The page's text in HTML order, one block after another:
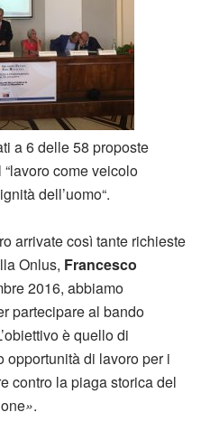
a 6 delle 58 proposte
come veicolo
dell’uomo“.
arrivate così tante richieste
Onlus, Francesco
2016, abbiamo
partecipare al bando
è quello di
opportunità di lavoro per i
contro la piaga storica del
».